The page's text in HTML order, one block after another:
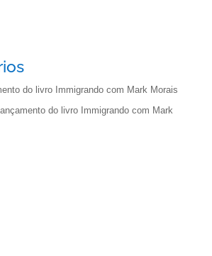
do livro Immigrando com Mark Morais
do livro Immigrando com Mark